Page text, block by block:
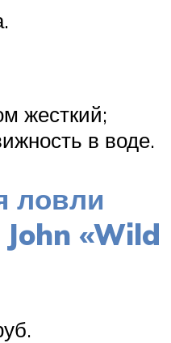
жесткий;
в воде.
ловли
John «Wild